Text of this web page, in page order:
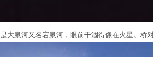
大泉河又名宕泉河，眼前干涸得像在火星。桥